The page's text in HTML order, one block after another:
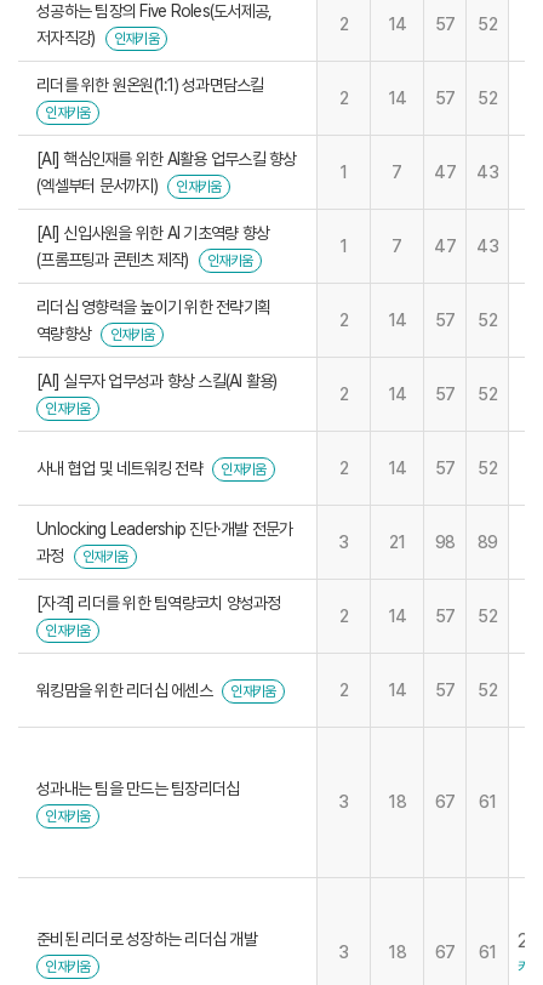
성공하는 팀장의 Five Roles(도서제공,
저자직강)
인재키움
2 14 57 52
리더를 위한 원온원(1:1) 성과면담스킬
인재키움
2 14 57 52
[AI] 핵심인재를 위한 AI활용 업무스킬 향상
(엑셀부터 문서까지)
인재키움
1 7 47 43
[AI] 신입사원을 위한 AI 기초역량 향상
(프롬프팅과 콘텐츠 제작)
인재키움
1 7 47 43
리더십 영향력을 높이기 위한 전략기획
역량향상
인재키움
2 14 57 52
[AI] 실무자 업무성과 향상 스킬(AI 활용)
인재키움
2 14 57 52
사내 협업 및 네트워킹 전략 인재키움 2 14 57 52
Unlocking Leadership 진단·개발 전문가
과정
인재키움
3 21 98 89
[자격] 리더를 위한 팀역량코치 양성과정
인재키움
2 14 57 52
워킹맘을 위한 리더십 에센스 인재키움 2 14 57 52
성과내는 팀을 만드는 팀장리더십
인재키움
3 18 67 61
준비된 리더로 성장하는 리더십 개발
인재키움
3 18 67 61 26
키움